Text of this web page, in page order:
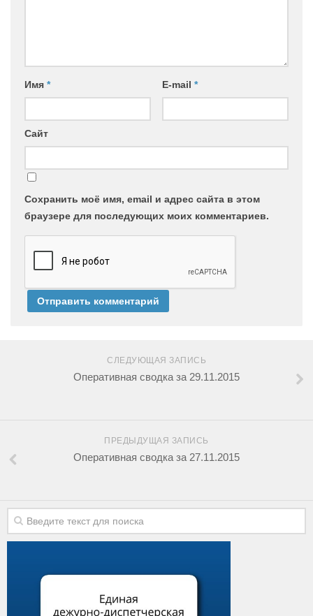
Имя * E-mail *
Сайт
Сохранить моё имя, email и адрес сайта в этом
браузере для последующих моих комментариев.
СЛЕДУЮЩАЯ ЗАПИСЬ
Оперативная сводка за 29.11.2015
ПРЕДЫДУЩАЯ ЗАПИСЬ
Оперативная сводка за 27.11.2015